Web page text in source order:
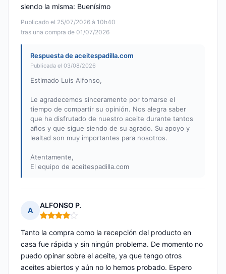
Publicado el 25/07/2026 à 10h40
tras una compra de 01/07/2026
siendo la misma: Buenísimo
Respuesta de aceitespadilla.com
Publicada el 03/08/2026
Estimado Luis Alfonso,
Le agradecemos sinceramente por tomarse el
tiempo de compartir su opinión. Nos alegra saber
que ha disfrutado de nuestro aceite durante tantos
años y que sigue siendo de su agrado. Su apoyo y
lealtad son muy importantes para nosotros.
Atentamente,
El equipo de aceitespadilla.com
A
ALFONSO P.
Nota: 4 de 5
Tanto la compra como la recepción del producto en
casa fue rápida y sin ningún problema. De momento no
puedo opinar sobre el aceite, ya que tengo otros
aceites abiertos y aún no lo hemos probado. Espero